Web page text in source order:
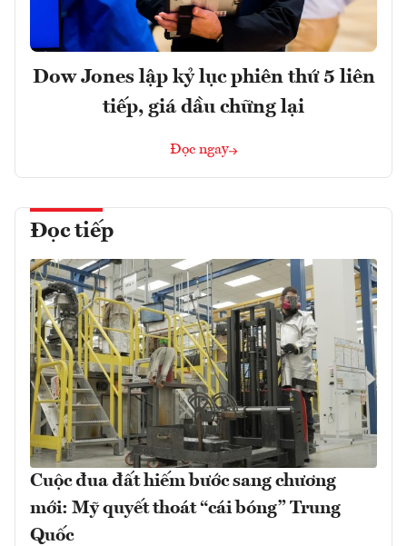
Dow Jones lập kỷ lục phiên thứ 5 liên
tiếp, giá dầu chững lại
Đọc ngay
Đọc tiếp
Cuộc đua đất hiếm bước sang chương
mới: Mỹ quyết thoát “cái bóng” Trung
Quốc